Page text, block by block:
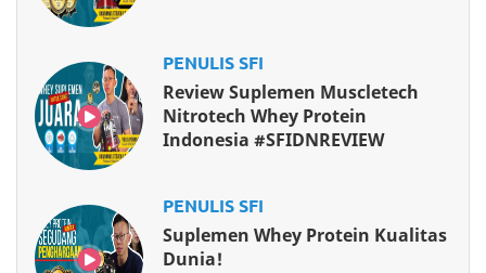
PENULIS SFI
Review Suplemen Muscletech
Nitrotech Whey Protein
Indonesia #SFIDNREVIEW
PENULIS SFI
Suplemen Whey Protein Kualitas
Dunia!